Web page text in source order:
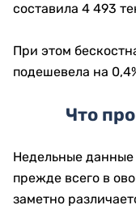
составила 4 493
При этом
подешевела на
Что
Недельные
прежде всего в
заметно